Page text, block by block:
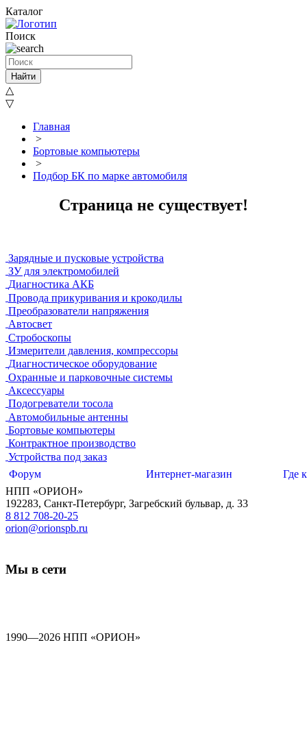
Каталог
Поиск
Найти
△
▽
Главная
>
Бортовые компьютеры
>
Подбор БК по марке автомобиля
Страница не существует!
Зарядные и пусковые устройства
ЗУ для электромобилей
Диагностика АКБ
Провода прикуривания и крокодилы
Преобразователи напряжения
Автосвет
Стробоскопы
Измерители давления, компрессоры
Диагностическое оборудование
Охранные и парковочные системы
Аксессуары
Подогреватели тосола
Автомобильные антенны
Бортовые компьютеры
Контрактное производство
Устройства под заказ
Форум
Интернет-магазин
Где
НПП «ОРИОН»
192283, Санкт-Петербург, Загребский бульвар, д. 33
8 812 708-20-25
orion@orionspb.ru
Мы в сети
1990—2026 НПП «ОРИОН»